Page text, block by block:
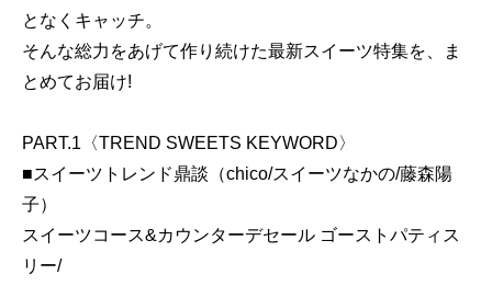
となくキャッチ。
そんな総力をあげて作り続けた最新スイーツ特集を、ま
とめてお届け!
PART.1〈TREND SWEETS KEYWORD〉
■スイーツトレンド鼎談（chico/スイーツなかの/藤森陽
子）
スイーツコース&カウンターデセール ゴーストパティス
リー/